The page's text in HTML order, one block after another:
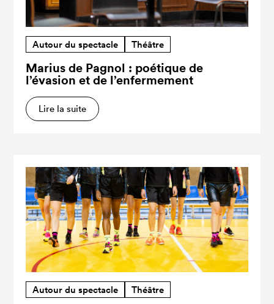
Autour du spectacle Théâtre
Marius de Pagnol : poétique de
l’évasion et de l’enfermement
Lire la suite
Autour du spectacle Théâtre